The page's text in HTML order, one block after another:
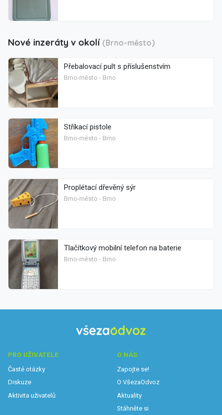
Nové inzeráty v okolí (Brno-město)
Přebalovací pult s příslušenstvím
Brno-město - Brno
Stříkací pistole
Brno-město - Brno
Proplétací dřevěný sýr
Brno-město - Brno
Tlačítkový mobilní telefon na baterie
Brno-město - Brno
PRO UŽIVATELE
Časté otázky
Diskuze
Aktivita uživatelů
O NÁS
Zapojte se!
O VšezaOdvoz
Aktuality
Stáhněte si